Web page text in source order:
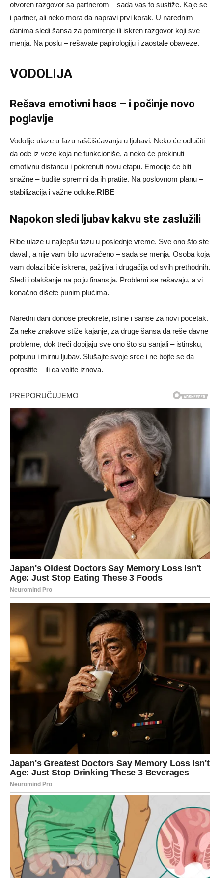
otvoren razgovor sa partnerom – sada vas to sustiže. Kaje se
i partner, ali neko mora da napravi prvi korak. U narednim
danima sledi šansa za pomirenje ili iskren razgovor koji sve
menja. Na poslu – rešavate papirologiju i zaostale obaveze.
VODOLIJA
Rešava emotivni haos – i počinje novo
poglavlje
Vodolije ulaze u fazu raščišćavanja u ljubavi. Neko će odlučiti
da ode iz veze koja ne funkcioniše, a neko će prekinuti
emotivnu distancu i pokrenuti novu etapu. Emocije će biti
snažne – budite spremni da ih pratite. Na poslovnom planu –
stabilizacija i važne odluke.RIBE
Napokon sledi ljubav kakvu ste zaslužili
Ribe ulaze u najlepšu fazu u poslednje vreme. Sve ono što ste
davali, a nije vam bilo uzvraćeno – sada se menja. Osoba koja
vam dolazi biće iskrena, pažljiva i drugačija od svih prethodnih.
Sledi i olakšanje na polju finansija. Problemi se rešavaju, a vi
konačno dišete punim plućima.
Naredni dani donose preokrete, istine i šanse za novi početak.
Za neke znakove stiže kajanje, za druge šansa da reše davne
probleme, dok treći dobijaju sve ono što su sanjali – istinsku,
potpunu i mirnu ljubav. Slušajte svoje srce i ne bojte se da
oprostite – ili da volite iznova.